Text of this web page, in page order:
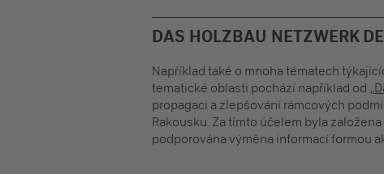
DAS HOLZBAU NETZWERK
Například také o mnoha tématech
tematické oblasti pochází například od
propagaci a zlepšování rámcových
Rakousku. Za tímto účelem byla
podporována výměna informací formou